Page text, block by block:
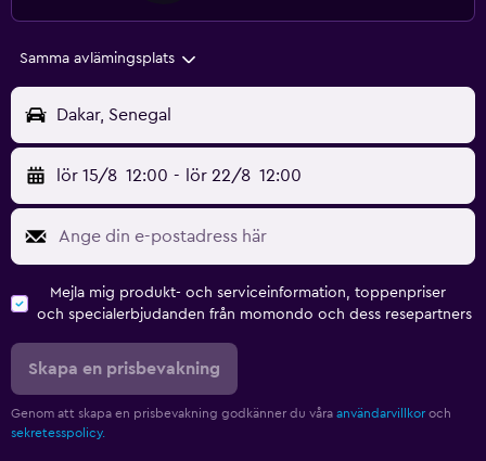
Samma avlämingsplats
Dakar, Senegal
lör 15/8 12:00 - lör 22/8 12:00
Mejla mig produkt- och serviceinformation, toppenpriser
och specialerbjudanden från momondo och dess resepartners
Skapa en prisbevakning
Genom att skapa en prisbevakning godkänner du våra användarvillkor och
sekretesspolicy.